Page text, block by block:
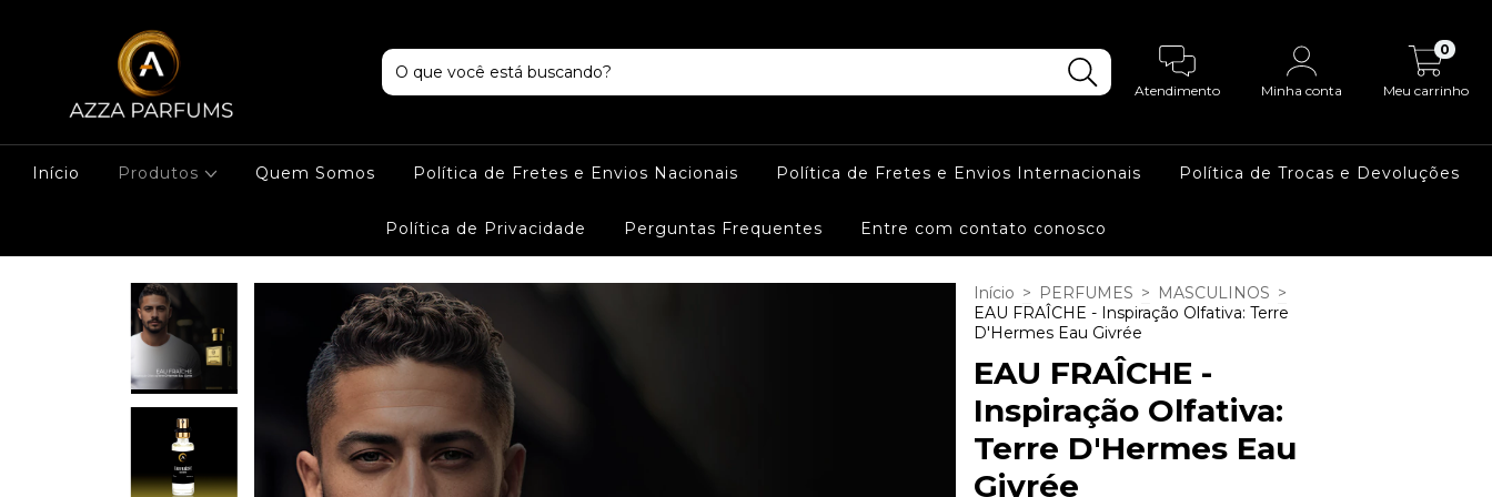
Atendimento Minha conta Meu carrinho
0
Início Produtos Quem Somos Política de Fretes e Envios Nacionais Política de Fretes e Envios Internacionais Política de Trocas e Devoluções
Política de Privacidade Perguntas Frequentes Entre com contato conosco
Início > PERFUMES > MASCULINOS >
EAU FRAÎCHE - Inspiração Olfativa: Terre
D'Hermes Eau Givrée
EAU FRAÎCHE -
Inspiração Olfativa:
Terre D'Hermes Eau
Givrée